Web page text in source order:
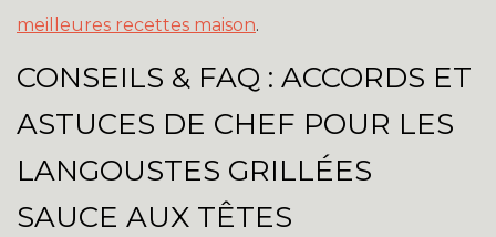
meilleures recettes maison.
CONSEILS & FAQ : ACCORDS ET
ASTUCES DE CHEF POUR LES
LANGOUSTES GRILLÉES
SAUCE AUX TÊTES